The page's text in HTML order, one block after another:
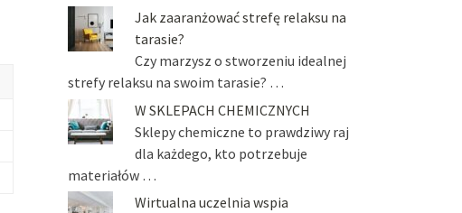
Jak zaaranżować strefę relaksu na
tarasie?
Czy marzysz o stworzeniu idealnej
strefy relaksu na swoim tarasie? …
W SKLEPACH CHEMICZNYCH
Sklepy chemiczne to prawdziwy raj
dla każdego, kto potrzebuje
materiałów …
Wirtualna uczelnia wspia